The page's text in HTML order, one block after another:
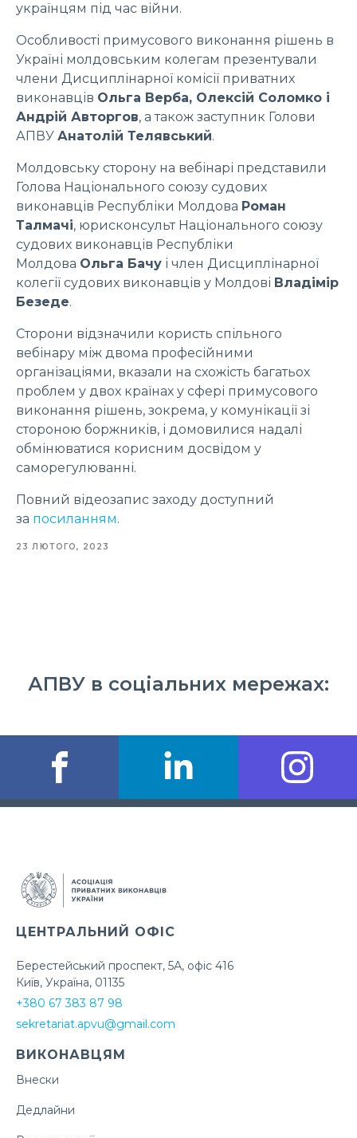
українцям під час війни.
Особливості примусового виконання рішень в
Україні молдовським колегам презентували
члени Дисциплінарної комісії приватних
виконавців Ольга Верба, Олексій Соломко і
Андрій Авторгов, а також заступник Голови
АПВУ Анатолій Телявський.
Молдовську сторону на вебінарі представили
Голова Національного союзу судових
виконавців Республіки Молдова Роман
Талмачі, юрисконсульт Національного союзу
судових виконавців Республіки
Молдова Ольга Бачу і член Дисциплінарної
колегії судових виконавців у Молдові Владімір
Безеде.
Сторони відзначили користь спільного
вебінару між двома професійними
організаціями, вказали на схожість багатьох
проблем у двох країнах у сфері примусового
виконання рішень, зокрема, у комунікації зі
стороною боржників, і домовилися надалі
обмінюватися корисним досвідом у
саморегулюванні.
Повний відеозапис заходу доступний
за посиланням.
23 ЛЮТОГО, 2023
АПВУ в соціальних мережах:
ЦЕНТРАЛЬНИЙ ОФІС
Берестейський проспект, 5А, офіс 416
Київ, Україна, 01135
+380 67 383 87 98
sekretariat.apvu@gmail.com
ВИКОНАВЦЯМ
Внески
Дедлайни